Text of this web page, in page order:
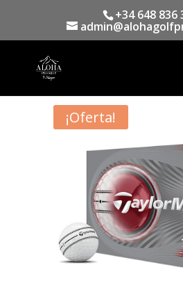
+34 648 836
productos
¡Oferta!